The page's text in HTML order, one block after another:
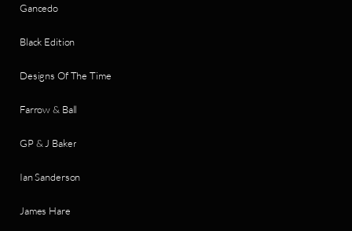
Gancedo
Black Edition
Designs Of The Time
Farrow & Ball
GP & J Baker
Ian Sanderson
James Hare